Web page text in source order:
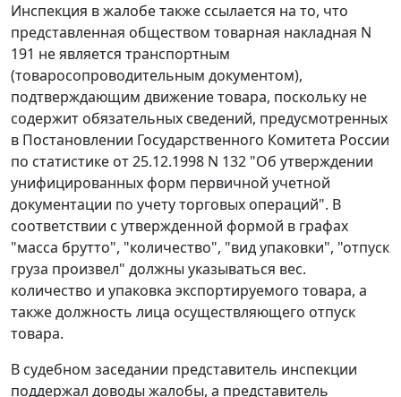
Инспекция в жалобе также ссылается на то, что
представленная обществом товарная накладная N
191 не является транспортным
(товаросопроводительным документом),
подтверждающим движение товара, поскольку не
содержит обязательных сведений, предусмотренных
в Постановлении Государственного Комитета России
по статистике от 25.12.1998 N 132 "Об утверждении
унифицированных форм первичной учетной
документации по учету торговых операций". В
соответствии с утвержденной формой в графах
"масса брутто", "количество", "вид упаковки", "отпуск
груза произвел" должны указываться вес.
количество и упаковка экспортируемого товара, а
также должность лица осуществляющего отпуск
товара.
В судебном заседании представитель инспекции
поддержал доводы жалобы, а представитель